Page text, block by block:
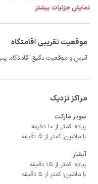
نمایش جزئیات بیشتر
موقعیت تقریبی اقامتگاه
آدرس و موقعیت دقیق اقامتگاه،
مراکز نزدیک
سوپر مارکت
پیاده: کمتر از 10 دقیقه
با ماشین: کمتر از 5 دقیقه
آبشار
پیاده: کمتر از 15 دقیقه
با ماشین: کمتر از 5 دقیقه